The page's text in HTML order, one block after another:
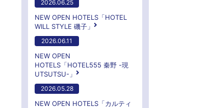
2026.06.25
NEW OPEN HOTELS「HOTEL
WILL STYLE 磯子」
2026.06.11
NEW OPEN
HOTELS「HOTEL555 秦野 -現
UTSUTSU-」
2026.05.28
NEW OPEN HOTELS「カルティ